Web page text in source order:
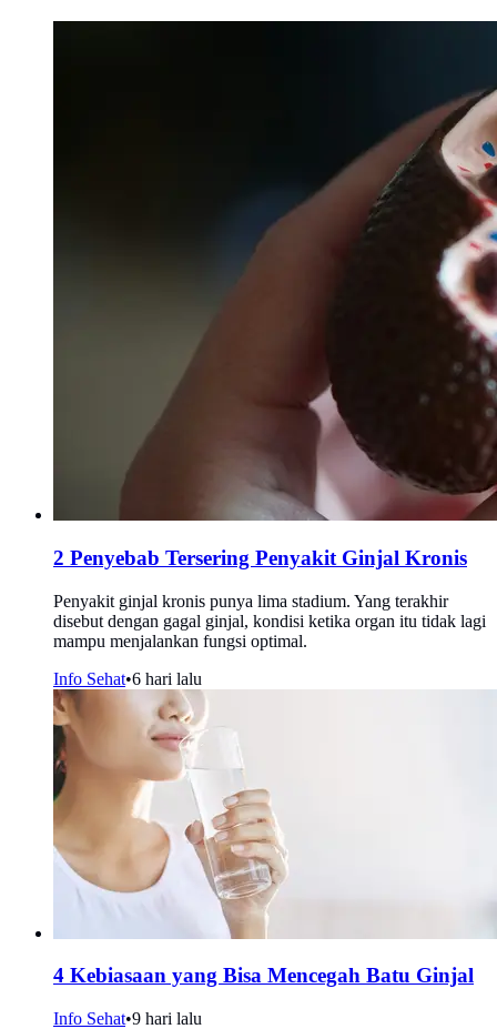
2 Penyebab Tersering Penyakit Ginjal Kronis
Penyakit ginjal kronis punya lima stadium. Yang terakhir
disebut dengan gagal ginjal, kondisi ketika organ itu tidak lagi
mampu menjalankan fungsi optimal.
Info Sehat•6 hari lalu
4 Kebiasaan yang Bisa Mencegah Batu Ginjal
Info Sehat•9 hari lalu